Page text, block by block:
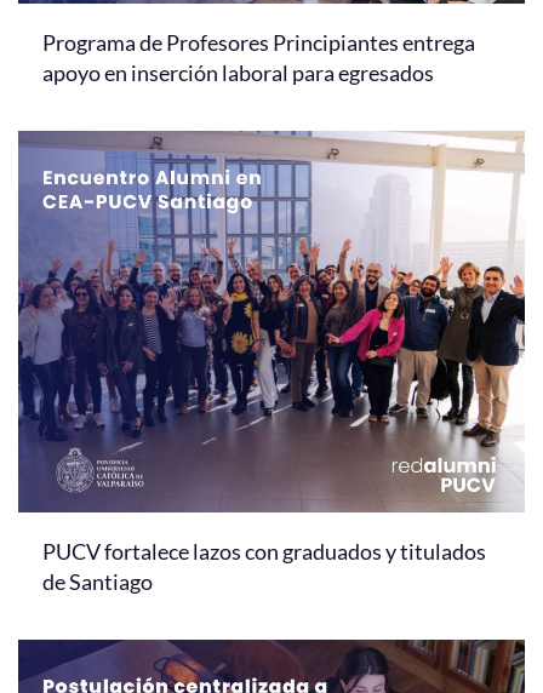
Programa de Profesores Principiantes entrega
apoyo en inserción laboral para egresados
PUCV fortalece lazos con graduados y titulados
de Santiago